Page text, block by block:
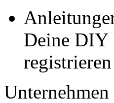
Deine DIY
Unternehmen